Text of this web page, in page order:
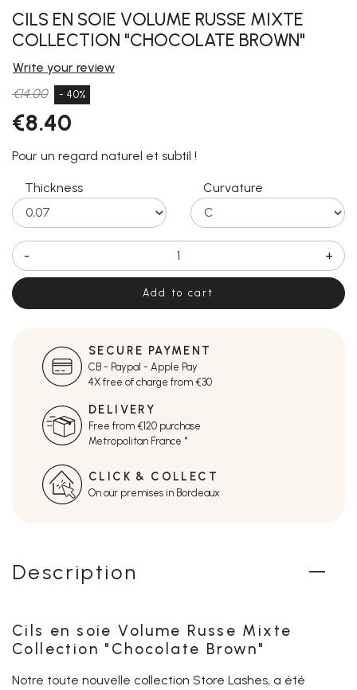
CILS EN SOIE VOLUME RUSSE MIXTE
COLLECTION "CHOCOLATE BROWN"
Write your review
€14.00
- 40%
€8.40
Pour un regard naturel et subtil !
Thickness Curvature
- +
Add to cart
SECURE PAYMENT
CB - Paypal - Apple Pay
4X free of charge from €30
DELIVERY
Free from €120 purchase
Metropolitan France *
CLICK & COLLECT
On our premises in Bordeaux
Description
Cils en soie Volume Russe Mixte
Collection "Chocolate Brown"
Notre toute nouvelle collection Store Lashes, a été